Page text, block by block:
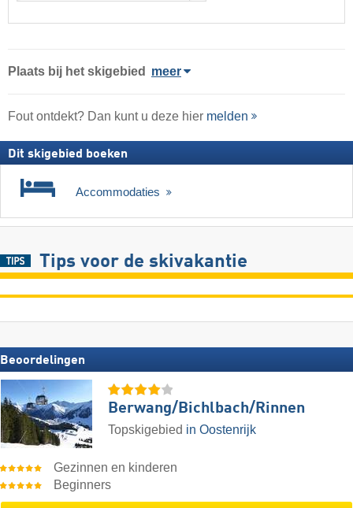
Plaats bij het skigebied meer
Fout ontdekt? Dan kunt u deze hier melden
Dit skigebied boeken
Accommodaties
Tips voor de skivakantie
Beoordelingen
Berwang/​Bichlbach/​Rinnen
Topskigebied in Oostenrijk
Gezinnen en kinderen
Beginners